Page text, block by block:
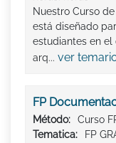
Nuestro Curso
está diseñado
estudiantes en
arq... ver
FP
Método:
Curso
Tematica:
FP